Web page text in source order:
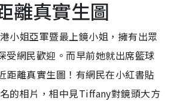
離真實生圖
小姐亞軍暨最上鏡小姐，擁有出眾
受網民歡迎。而早前她就出席籃球
距離真實生圖！有網民在小紅書貼
的相片，相中見Tiffany對鏡頭大方